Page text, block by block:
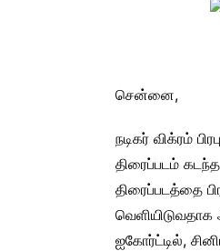
சென்னை,
நடிகர் விக்ரம்
திரைப்படம்
திரைப்படத்தை
ஐகோர்ட்டில்,